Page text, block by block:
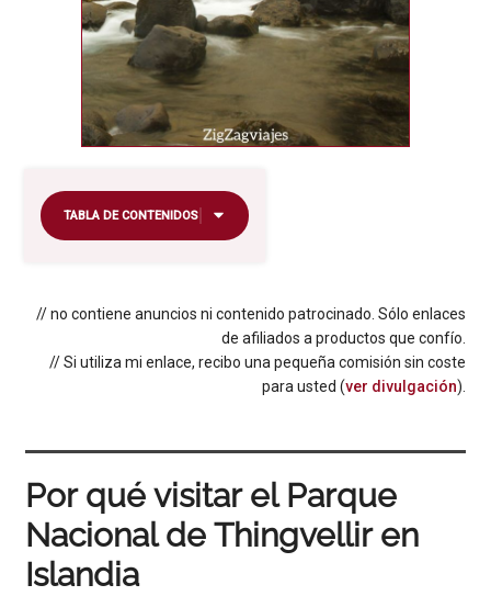
TABLA DE CONTENIDOS
// no contiene anuncios ni contenido patrocinado. Sólo enlaces
de afiliados a productos que confío.
// Si utiliza mi enlace, recibo una pequeña comisión sin coste
para usted (ver divulgación).
Por qué visitar el Parque
Nacional de Thingvellir en
Islandia